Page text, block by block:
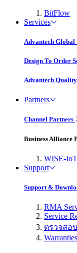
BitFlow
Services
Advantech Global
Design To Order
Advantech
Partners
Channel Partners
Business Alliance
WISE-IoT
Support
Support &
RMA
Service
ตรวจส
Warranties